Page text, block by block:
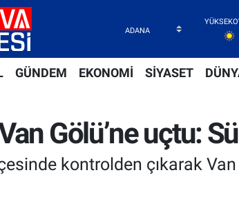
GÜNDEM EKONOMİ SİYASET
Gölü’ne uçtu:
kontrolden çıkarak